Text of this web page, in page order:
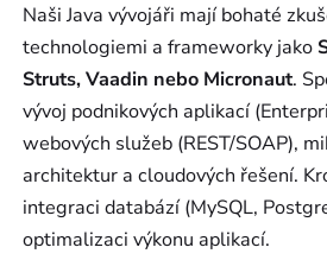
Naši Java vývojáři mají bohaté
technologiemi a frameworky jako
Struts, Vaadin nebo Micronaut.
vývoj podnikových aplikací
webových služeb (REST/SOAP),
architektur a cloudových řešení.
integraci databází (MySQL,
optimalizaci výkonu aplikací.